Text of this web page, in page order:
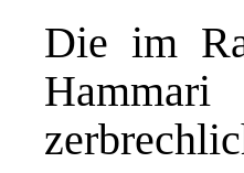
Die im